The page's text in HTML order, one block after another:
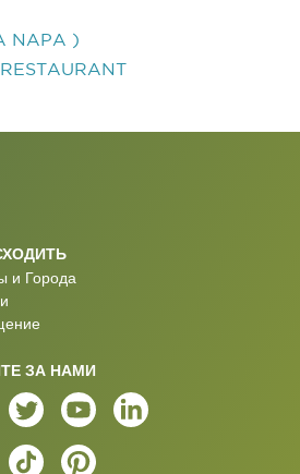
NAPA )
и Города
ЗА НАМИ